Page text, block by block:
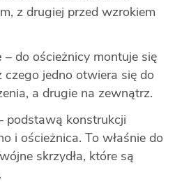
z drugiej przed wzrokiem
– do ościeżnicy montuje się
czego jedno otwiera się do
a drugie na zewnątrz.
podstawą konstrukcji
i ościeżnica. To właśnie do
skrzydła, które są